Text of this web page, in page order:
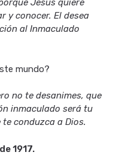
Jesús quiere
y conocer. El desea
al Inmaculado
mundo?
no te desanimes, que
inmaculado será tu
conduzca a Dios.
1917.